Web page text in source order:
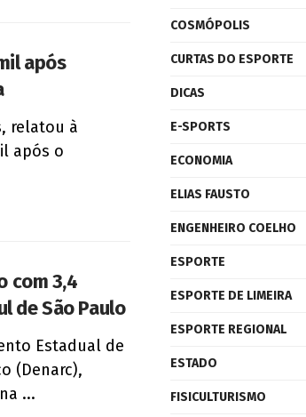
após
relatou à
após o
com 3,4
de São Paulo
Estadual de
(Denarc),
...
COSMÓPOLIS
CURTAS DO ESPORTE
DICAS
E-SPORTS
ECONOMIA
ELIAS FAUSTO
ENGENHEIRO COELHO
ESPORTE
ESPORTE DE LIMEIRA
ESPORTE REGIONAL
ESTADO
FISICULTURISMO